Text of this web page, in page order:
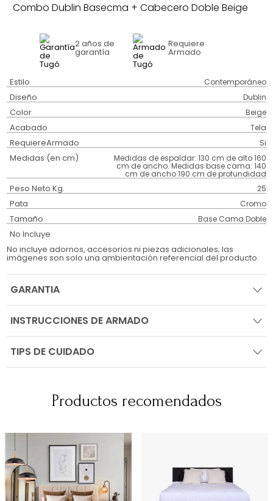
Combo Dublin Basecma + Cabecero Doble Beige
2 años de
garantía
Requiere
Armado
Estilo Contemporáneo
Diseño Dublin
Color Beige
Acabado Tela
RequiereArmado Si
Medidas (en cm) Medidas de espaldar: 130 cm de alto 160
cm de ancho. Medidas base cama: 140
cm de ancho 190 cm de profundidad
Peso Neto Kg. 25
Pata Cromo
Tamaño Base Cama Doble
No Incluye
No incluye adornos, accesorios ni piezas adicionales; las
imágenes son solo una ambientación referencial del producto.
GARANTIA
INSTRUCCIONES DE ARMADO
TIPS DE CUIDADO
Productos recomendados